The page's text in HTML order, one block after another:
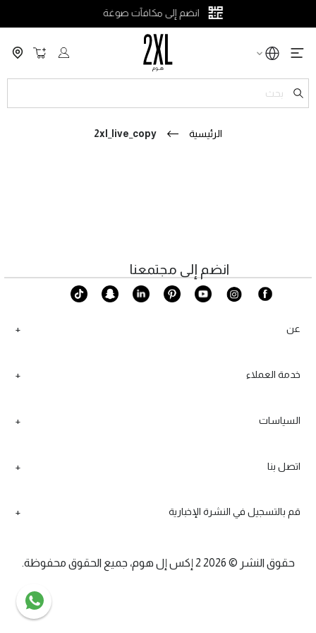
انضم إلى مكافآت صوغة
سلة
الرئيسية 2xl_live_copy
عن
خدمة العملاء
السياسات
اتصل بنا
قم بالتسجيل في النشرة الإخبارية
انضم إلى مجتمعنا
حقوق النشر © 2026 2 إكس إل هوم، جميع الحقوق محفوظة.